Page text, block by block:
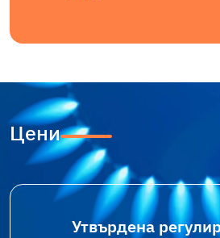
Цени
Утвърдена